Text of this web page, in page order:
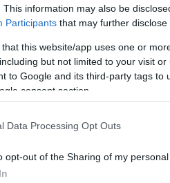
This information may also be
Participants that may further
that this website/app uses one or
but not limited to your visit
to Google and its third-party tags to
consent section.
Data Processing Opt Outs
opt-out of the Sharing of my personal
στο Truth Social μετά
της Ουκρανίας,
Ούρσουλα φον ντερ
της Γαλλίας Εμανουέλ
Μερτς, τον πρωθυπουργό
Ιταλίας, Τζόρτζια
Στουμπ, ο πρόεδρος
Πούτιν.